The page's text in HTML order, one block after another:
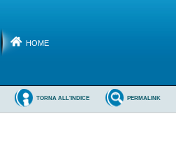
HOME
PERMALINK
TORNA ALL'INDICE